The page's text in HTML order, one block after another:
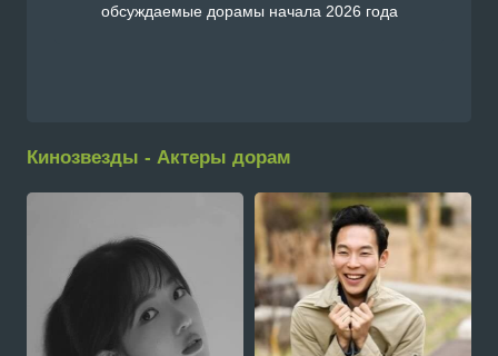
обсуждаемые дорамы начала 2026 года
Кинозвезды - Актеры дорам